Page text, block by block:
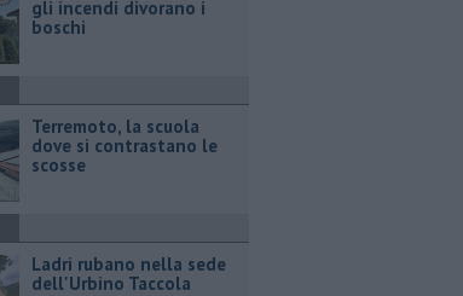
gli incendi divorano i
boschi
Terremoto, la scuola
dove si contrastano le
scosse
Ladri rubano nella sede
dell'Urbino Taccola